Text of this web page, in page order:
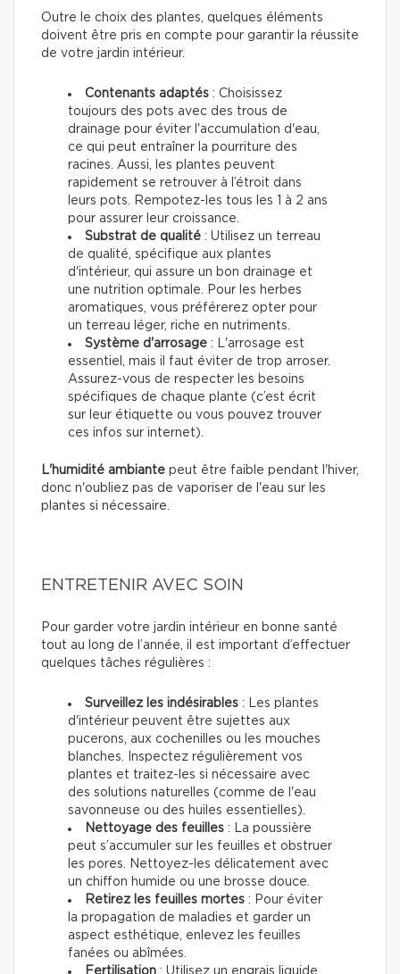
Outre le choix des plantes, quelques éléments
doivent être pris en compte pour garantir la réussite
de votre jardin intérieur.
Contenants adaptés : Choisissez
toujours des pots avec des trous de
drainage pour éviter l'accumulation d'eau,
ce qui peut entraîner la pourriture des
racines. Aussi, les plantes peuvent
rapidement se retrouver à l’étroit dans
leurs pots. Rempotez-les tous les 1 à 2 ans
pour assurer leur croissance.
Substrat de qualité : Utilisez un terreau
de qualité, spécifique aux plantes
d'intérieur, qui assure un bon drainage et
une nutrition optimale. Pour les herbes
aromatiques, vous préférerez opter pour
un terreau léger, riche en nutriments.
Système d'arrosage : L'arrosage est
essentiel, mais il faut éviter de trop arroser.
Assurez-vous de respecter les besoins
spécifiques de chaque plante (c’est écrit
sur leur étiquette ou vous pouvez trouver
ces infos sur internet).
L'humidité ambiante peut être faible pendant l'hiver,
donc n'oubliez pas de vaporiser de l'eau sur les
plantes si nécessaire.
ENTRETENIR AVEC SOIN
Pour garder votre jardin intérieur en bonne santé
tout au long de l’année, il est important d’effectuer
quelques tâches régulières :
Surveillez les indésirables : Les plantes
d'intérieur peuvent être sujettes aux
pucerons, aux cochenilles ou les mouches
blanches. Inspectez régulièrement vos
plantes et traitez-les si nécessaire avec
des solutions naturelles (comme de l'eau
savonneuse ou des huiles essentielles).
Nettoyage des feuilles : La poussière
peut s’accumuler sur les feuilles et obstruer
les pores. Nettoyez-les délicatement avec
un chiffon humide ou une brosse douce.
Retirez les feuilles mortes : Pour éviter
la propagation de maladies et garder un
aspect esthétique, enlevez les feuilles
fanées ou abîmées.